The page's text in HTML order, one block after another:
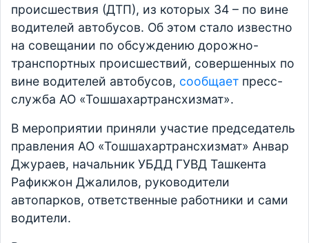
происшествия (ДТП), из которых 34 – по вине
водителей автобусов. Об этом стало известно
на совещании по обсуждению дорожно-
транспортных происшествий, совершенных по
вине водителей автобусов, сообщает пресс-
служба АО «Тошшахартрансхизмат».
В мероприятии приняли участие председатель
правления АО «Тошшахартрансхизмат» Анвар
Джураев, начальник УБДД ГУВД Ташкента
Рафикжон Джалилов, руководители
автопарков, ответственные работники и сами
водители.